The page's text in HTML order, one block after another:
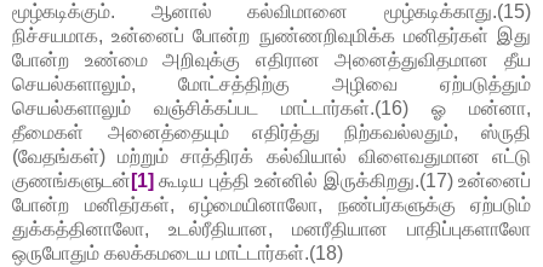
மூழ்கடிக்கும். ஆனால் கல்விமானை மூழ்கடிக்காது.(15)
நிச்சயமாக, உன்னைப் போன்ற நுண்ணறிவுமிக்க மனிதர்கள் இது
போன்ற உண்மை அறிவுக்கு எதிரான அனைத்துவிதமான தீய
செயல்களாலும், மோட்சத்திற்கு அழிவை ஏற்படுத்தும்
செயல்களாலும் வஞ்சிக்கப்பட மாட்டார்கள்.(16) ஓ மன்னா,
தீமைகள் அனைத்தையும் எதிர்த்து நிற்கவல்லதும், ஸ்ருதி
(வேதங்கள்) மற்றும் சாத்திரக் கல்வியால் விளைவதுமான எட்டு
குணங்களுடன் [1] கூடிய புத்தி உன்னில் இருக்கிறது.(17) உன்னைப்
போன்ற மனிதர்கள், ஏழ்மையினாலோ, நண்பர்களுக்கு ஏற்படும்
துக்கத்தினாலோ, உடல்ரீதியான, மனரீதியான பாதிப்புகளாலோ
ஒருபோதும் கலக்கமடைய மாட்டார்கள்.(18)